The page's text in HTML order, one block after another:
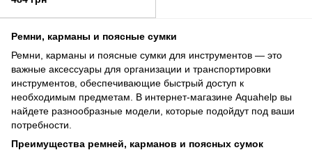
Ремни, карманы и поясные сумки
Ремни, карманы и поясные сумки для инструментов — это
важные аксессуары для организации и транспортировки
инструментов, обеспечивающие быстрый доступ к
необходимым предметам. В интернет-магазине Aquahelp вы
найдете разнообразные модели, которые подойдут под ваши
потребности.
Преимущества ремней, карманов и поясных сумок